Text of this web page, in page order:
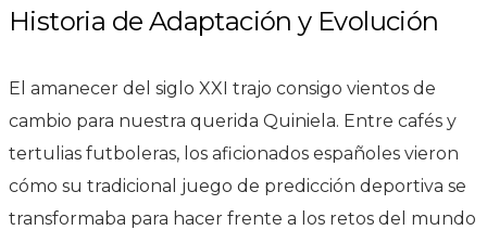
Historia de Adaptación y Evolución
El amanecer del siglo XXI trajo consigo vientos de
cambio para nuestra querida Quiniela. Entre cafés y
tertulias futboleras, los aficionados españoles vieron
cómo su tradicional juego de predicción deportiva se
transformaba para hacer frente a los retos del mundo